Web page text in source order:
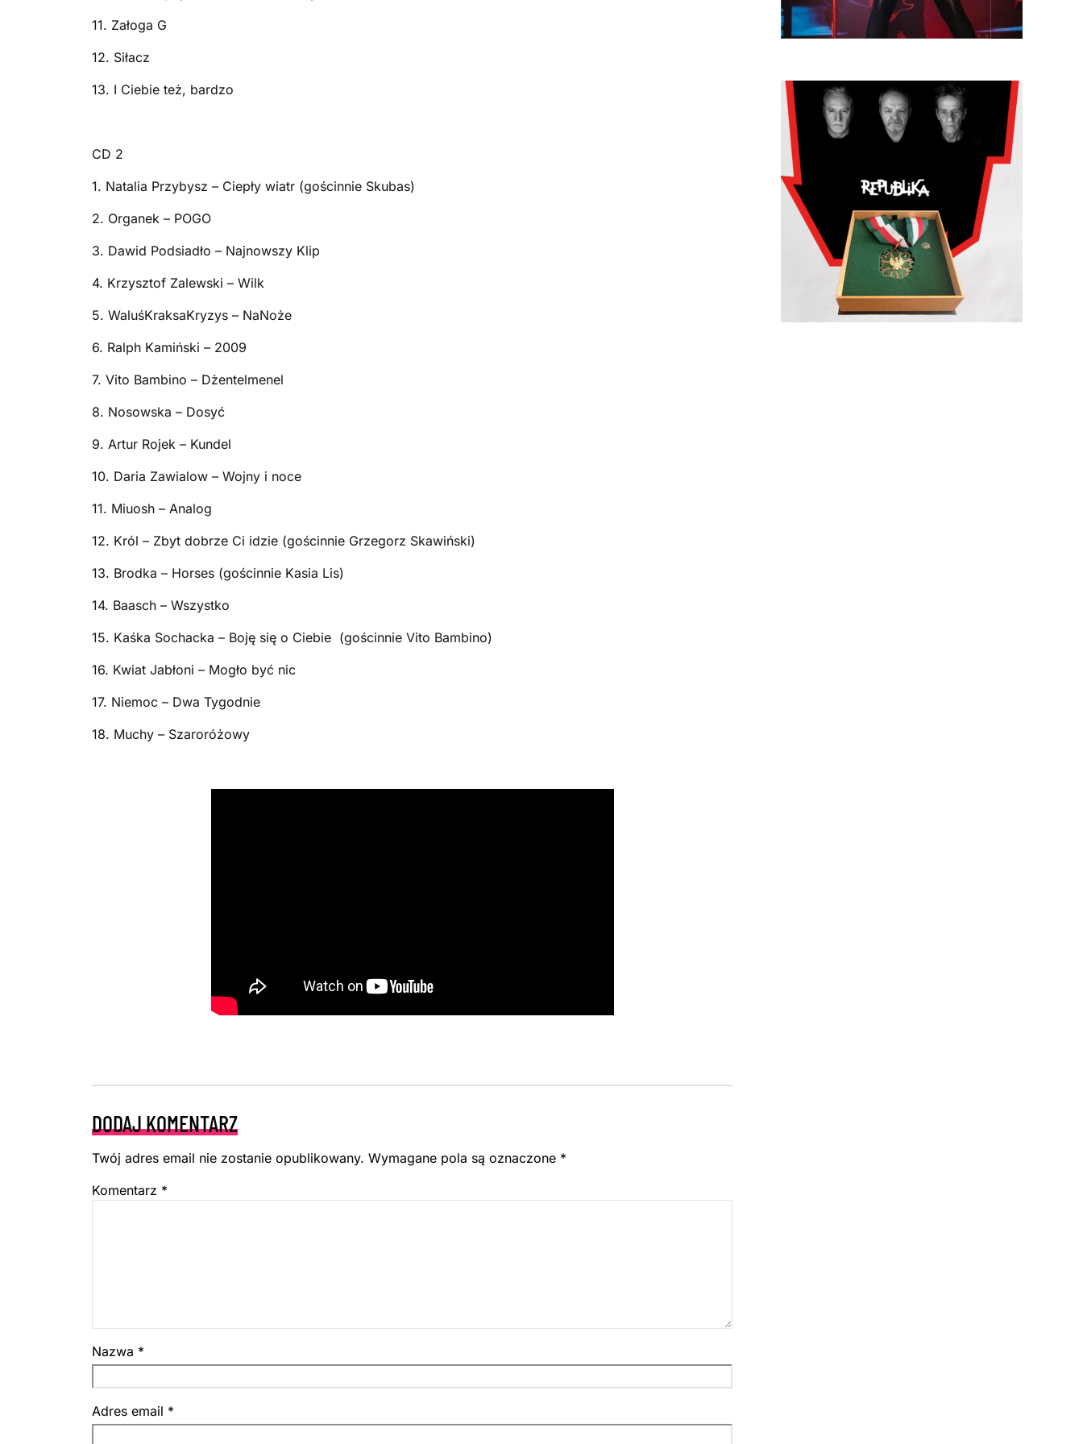
11. Załoga G
12. Siłacz
13. I Ciebie też, bardzo
CD 2
1. Natalia Przybysz – Ciepły wiatr (gościnnie Skubas)
2. Organek – POGO
3. Dawid Podsiadło – Najnowszy Klip
4. Krzysztof Zalewski – Wilk
5. WaluśKraksaKryzys – NaNoże
6. Ralph Kamiński – 2009
7. Vito Bambino – Dżentelmenel
8. Nosowska – Dosyć
9. Artur Rojek – Kundel
10. Daria Zawialow – Wojny i noce
11. Miuosh – Analog
12. Król – Zbyt dobrze Ci idzie (gościnnie Grzegorz Skawiński)
13. Brodka – Horses (gościnnie Kasia Lis)
14. Baasch – Wszystko
15. Kaśka Sochacka – Boję się o Ciebie (gościnnie Vito Bambino)
16. Kwiat Jabłoni – Mogło być nic
17. Niemoc – Dwa Tygodnie
18. Muchy – Szaroróżowy
DODAJ KOMENTARZ
Twój adres email nie zostanie opublikowany. Wymagane pola są oznaczone *
Komentarz *
Nazwa *
Adres email *